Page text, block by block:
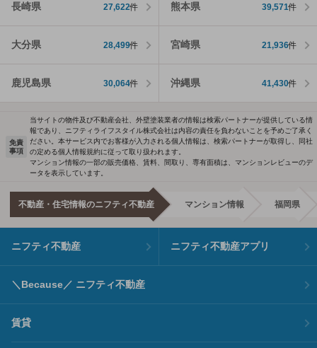
長崎県 27,622件 熊本県 39,571件
大分県 28,499件 宮崎県 21,936件
鹿児島県 30,064件 沖縄県 41,430件
免責
事項
当サイトの物件及び不動産会社、外壁塗装業者の情報は検索パートナーが提供している情
報であり、ニフティライフスタイル株式会社は内容の責任を負わないことを予めご了承く
ださい。本サービス内でお客様が入力される個人情報は、検索パートナーが取得し、同社
の定める個人情報規約に従って取り扱われます。
マンション情報の一部の販売価格、賃料、間取り、専有面積は、マンションレビューのデ
ータを表示しています。
不動産・住宅情報のニフティ不動産 マンション情報 福岡県
ニフティ不動産 ニフティ不動産アプリ
＼Because／ ニフティ不動産
賃貸